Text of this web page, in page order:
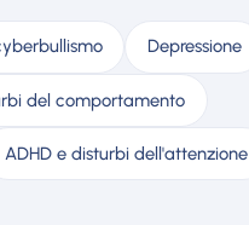
Depressione
del comportamento
ADHD e disturbi dell'attenzione